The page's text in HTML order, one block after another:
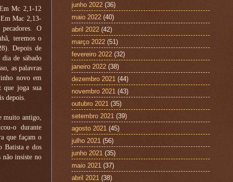
Mc 2,1-12
Mac 2,13-
O
teremos o
Depois de
de sábado
as palavras
novo em
que joga sua
depois.
muito antigo,
o durante
que façam o
Batista e dos
não insiste no
junho 2022 (36)
maio 2022 (40)
abril 2022 (42)
março 2022 (51)
fevereiro 2022 (32)
janeiro 2022 (38)
dezembro 2021 (44)
novembro 2021 (43)
outubro 2021 (35)
setembro 2021 (39)
agosto 2021 (45)
julho 2021 (56)
junho 2021 (35)
maio 2021 (37)
abril 2021 (38)